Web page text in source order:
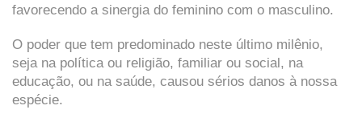
favorecendo a sinergia do feminino com o masculino.
O poder que tem predominado neste último milênio,
seja na política ou religião, familiar ou social, na
educação, ou na saúde, causou sérios danos à nossa
espécie.